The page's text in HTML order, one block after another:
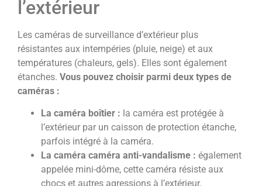
l’extérieur
Les caméras de surveillance d’extérieur plus
résistantes aux intempéries (pluie, neige) et aux
températures (chaleurs, gels). Elles sont également
étanches. Vous pouvez choisir parmi deux types de
caméras :
La caméra boîtier : la caméra est protégée à
l’extérieur par un caisson de protection étanche,
parfois intégré à la caméra.
La caméra caméra anti-vandalisme : également
appelée mini-dôme, cette caméra résiste aux
chocs et autres agressions à l’extérieur.